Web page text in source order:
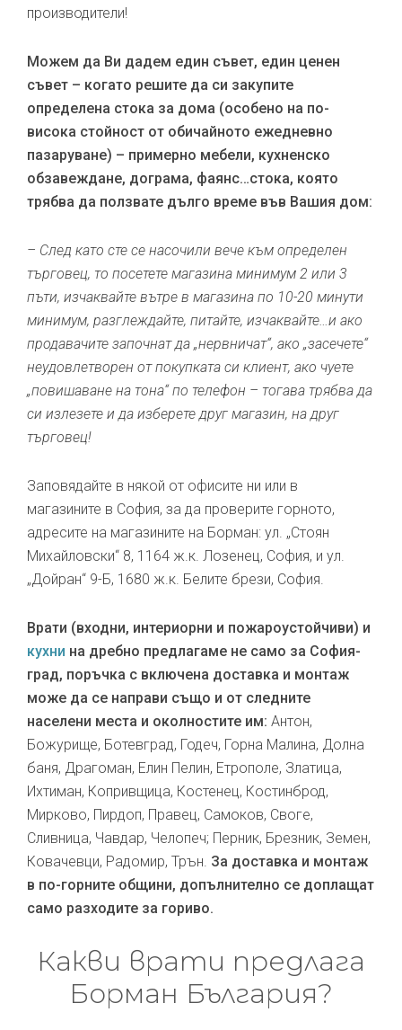
производители!
Можем да Ви дадем един съвет, един ценен
съвет – когато решите да си закупите
определена стока за дома (особено на по-
висока стойност от обичайното ежедневно
пазаруване) – примерно мебели, кухненско
обзавеждане, дограма, фаянс…стока, която
трябва да ползвате дълго време във Вашия дом:
– След като сте се насочили вече към определен
търговец, то посетете магазина минимум 2 или 3
пъти, изчаквайте вътре в магазина по 10-20 минути
минимум, разглеждайте, питайте, изчаквайте…и ако
продавачите започнат да „нервничат“, ако „засечете“
неудовлетворен от покупката си клиент, ако чуете
„повишаване на тона“ по телефон – тогава трябва да
си излезете и да изберете друг магазин, на друг
търговец!
Заповядайте в някой от офисите ни или в
магазините в София, за да проверите горното,
адресите на магазините на Борман: ул. „Стоян
Михайловски“ 8, 1164 ж.к. Лозенец, София, и ул.
„Дойран“ 9-Б, 1680 ж.к. Белите брези, София.
Врати (входни, интериорни и пожароустойчиви) и
кухни на дребно предлагаме не само за София-
град, поръчка с включена доставка и монтаж
може да се направи също и от следните
населени места и околностите им: Антон,
Божурище, Ботевград, Годеч, Горна Малина, Долна
баня, Драгоман, Елин Пелин, Етрополе, Златица,
Ихтиман, Копривщица, Костенец, Костинброд,
Мирково, Пирдоп, Правец, Самоков, Своге,
Сливница, Чавдар, Челопеч; Перник, Брезник, Земен,
Ковачевци, Радомир, Трън. За доставка и монтаж
в по-горните общини, допълнително се доплащат
само разходите за гориво.
Какви врати предлага
Борман България?